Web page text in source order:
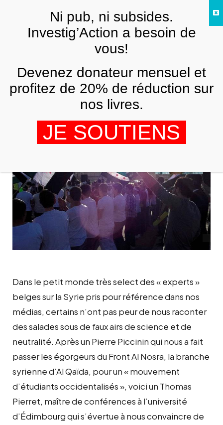
Professeur belge et avocat du
terrorisme antisyrien
5 NOVEMBRE 2012
Dans le petit monde très select des « experts »
belges sur la Syrie pris pour référence dans nos
médias, certains n’ont pas peur de nous raconter
des salades sous de faux airs de science et de
neutralité. Après un Pierre Piccinin qui nous a fait
passer les égorgeurs du Front Al Nosra, la branche
syrienne d’Al Qaïda, pour un « mouvement
d’étudiants occidentalisés », voici un Thomas
Pierret, maître de conférences à l’université
d’Édimbourg qui s’évertue à nous convaincre de
ANALYSES ET TÉMOIGNAGES
FRNi pub, ni subsides.
Investig’Action a besoin de
vous!
Devenez donateur mensuel et
profitez de 20% de réduction sur
nos livres.
JE SOUTIENS